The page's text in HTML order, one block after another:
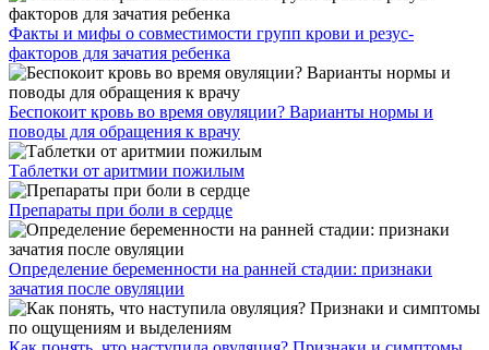
Как и чем лечится тригонит мочевого пузыря
Какой должна быть норма кислотности мочи
Услуги клиники
О клинике
Врачи
Цены
Отзывы
Акции
Контакты
г. Москва: ул. Петровка 23/10 стр. 5